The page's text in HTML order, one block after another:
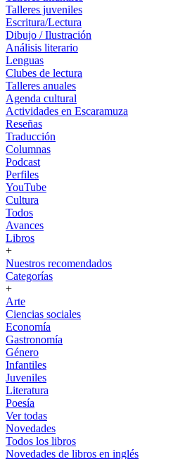
Talleres juveniles
Escritura/Lectura
Dibujo / Ilustración
Análisis literario
Lenguas
Clubes de lectura
Talleres anuales
Agenda cultural
Actividades en Escaramuza
Reseñas
Traducción
Columnas
Podcast
Perfiles
YouTube
Cultura
Todos
Avances
Libros
+
Nuestros recomendados
Categorías
+
Arte
Ciencias sociales
Economía
Gastronomía
Género
Infantiles
Juveniles
Literatura
Poesía
Ver todas
Novedades
Todos los libros
Novedades de libros en inglés